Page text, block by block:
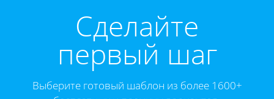
Cделайте
первый шаг
Выберите готовый шаблон из более 1600+